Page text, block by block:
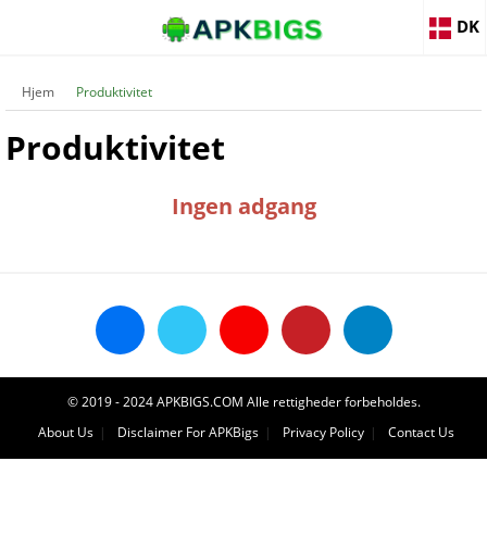
DK
Hjem Produktivitet
Produktivitet
Ingen adgang
© 2019 - 2024 APKBIGS.COM Alle rettigheder forbeholdes.
About Us
Disclaimer For APKBigs Privacy Policy Contact Us